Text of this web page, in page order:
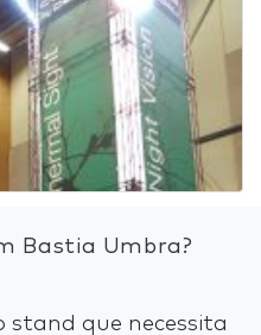
Bastia Umbra?
stand que necessita